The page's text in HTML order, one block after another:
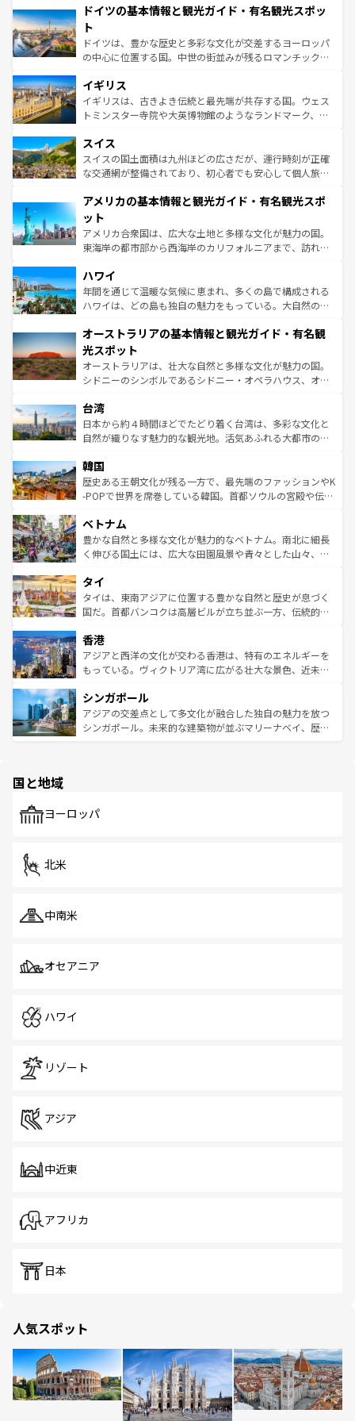
せる。地方によって風土や気候が異なるスペインはその個
ンテンツ一覧 を参照してほしい。
で、幅広い魅力が詰まっている。華麗な宮殿、歴史的な大
聖堂、美しいビーチ、そして豊かな自然が、訪れる者を心
から魅了する。また、フランスは美食の国としても知ら
れ、フランス料理はユネスコ無形文化遺産にも登録されて
香り高いラベンダー畑など、多彩な楽しみ方が可能だ。さ
らに、パリ以外の地域にも魅力が溢れており、どの街角に
も豊かな歴史と文化が息づいている。パリ以外の個性あふ
を参照してほしい。
ドイツの基本情報と観光ガイド・有名観光スポッ
ト
ドイツは、豊かな歴史と多彩な文化が交差するヨーロッパ
の中心に位置する国。中世の街並みが残るロマンチック街
顔を持つこの国は、どこを歩いても飽きることがない。ベ
ルリンの文化的活気、バイエルン州のアルプスの絶景、そ
してライン川沿いのワイン畑といった風景は必見。ビール
は、お酒好きな人にはぜひ体験してほしい。 なお、新着の
ドイツ情報はコンテンツ一覧を参照してほしい。
イギリス
イギリスは、古きよき伝統と最先端が共存する国。ウェス
トミンスター寺院や大英博物館のようなランドマーク、歴
リアごとに異なる魅力がある。また、優雅なアフタヌーン
ティー、ビール好きにはたまらない英国パブ、サッカー観
戦など、本場だからこそできる体験も豊富。イギリスを旅
ンツ一覧を参照してほしい。
スイス
スイスの国土面積は九州ほどの広さだが、運行時刻が正確
な交通網が整備されており、初心者でも安心して個人旅行
の建物がそのまま残る町や、スイスならではのユニークな
博物館もあり、アルプス観光だけでなく町歩きも満喫する
ことができる。国民の所得が高いため物価も高いが、旅行
者向けの交通パス提供のサービスもあり、うまく活用すれ
着のスイス情報は
アメリカの基本情報と観光ガイド・有名観光スポ
ット
アメリカ合衆国は、広大な土地と多様な文化が魅力の国。
東海岸の都市部から西海岸のカリフォルニアまで、訪れる
のような巨大都市は、観光、ショッピング、エンターテイ
ンメントが詰まった刺激的なスポットだ。一方、アメリカ
西部には大自然が広がり、グランドキャニオンやイエロー
部のニューオーリンズでは、音楽と美食が融合した独特の
文化が魅力。旅行者はアメリカの各地域で異なる魅力を楽
しみながら、その多様性と豊かな歴史を感じることができ
るだろう。車でのロードトリップや列車の旅も、アメリカ
情報は
ハワイ
年間を通じて温暖な気候に恵まれ、多くの島で構成される
ハワイは、どの島も独自の魅力をもっている。大自然の神
ワイ島は見逃せない。また、定番の観光地といえばオアフ
島だが、静かな自然を求めるならマウイ島やカウアイ島が
おすすめ。エメラルドグリーンに輝く海をはじめ、豊かな
文化や歴史が息づいている。「アロハスピリット」と呼ば
人々、おいしいローカルフードやハワイアンミュージッ
ク、伝統的なフラダンスなど、すべてがハワイの魅力を彩
っている。訪れるたびに新しい発見と感動が待っているハ
はコンテンツ一覧
オーストラリアの基本情報と観光ガイド・有名観
光スポット
オーストラリアは、壮大な自然と多様な文化が魅力の国。
シドニーのシンボルであるシドニー・オペラハウス、オー
リアリーフや大陸中央部にそびえるウルル（エアーズロッ
ク）、タスマニアの美しい原生林やケアンズの熱帯雨林な
ど、見どころがたくさん。また、カフェやワイン、オージ
いる。アクティビティも充実しており、サーフィンやダイ
ビング、ハイキングなど、アウトドア好きにはたまらな
い。オーストラリアの多彩な魅力を存分に味わいつくそ
参照してほしい。
台湾
日本から約４時間ほどでたどり着く台湾は、多彩な文化と
自然が織りなす魅力的な観光地。活気あふれる大都市の台
ン）、静ひつな山岳地帯である台湾東部など、都市の喧騒
と山間の静けさが共存しており、訪れる人に新しい発見と
驚きをもたらしてくれる。また、奥深い台湾の食文化も魅
容にもいいと評判のスイーツなど、バラエティ豊かな料理
が味わえる。 なお、新着の台湾情報は コンテンツ一覧を参
照してほしい。
韓国
歴史ある王朝文化が残る一方で、最先端のファッションやK
-POPで世界を席巻している韓国。首都ソウルの宮殿や伝統
き、地方に足を延ばせば四季折々の自然美を楽しむことが
できる。そして、キムチや焼肉、絶品のストリートフード
まで、さまざまな韓国料理が待っている。夜には、韓国な
リティに包まれながら、韓国の多彩な魅力を心ゆくまで味
わってみてほしい。 なお、新着の韓国情報はコンテンツ一
覧を参照してほしい。
ベトナム
豊かな自然と多様な文化が魅力的なベトナム。南北に細長
く伸びる国土には、広大な田園風景や青々とした山々、世
急速な発展と共に伝統が息づく。ハノイの古い町並みやホ
ーチミン市のフランス統治時代の建物も、独特の雰囲気を
醸し出している。また、バラエティの豊かさとおいしさで
とつ。フォーやバインミー、ベトナムコーヒーなどは、ぜ
ひ現地で味わいたい。どの地域を訪れてもあたたかい人々
が旅行者を迎えてくれるので、きっと忘れられない旅にな
参照してほしい。
タイ
タイは、東南アジアに位置する豊かな自然と歴史が息づく
国だ。首都バンコクは高層ビルが立ち並ぶ一方、伝統的な
の活気が交差している。北部ではチェンマイなどの山岳地
帯で自然と触れ合い、南部ではプーケットやクラビの美し
いビーチでリゾート気分を楽しむことができる。タイ料理
激する。気候は一年中温暖で、どの季節にも異なる楽しみ
が待っている。親しみやすいタイの人々、仏教を中心とし
た文化、そして多様な観光資源が、訪れる旅人を魅了し続
香港
アジアと西洋の文化が交わる香港は、特有のエネルギーを
もっている。ヴィクトリア湾に広がる壮大な景色、近未来
み、どこを訪れても感動するはず。観光スポットが密集し
ており、効率よく見どころを回れるのも魅力。息をのむよ
うな絶景から文化的な体験まで、香港を存分に楽しみ尽く
シンガポール
アジアの交差点として多文化が融合した独自の魅力を放つ
シンガポール。未来的な建築物が並ぶマリーナベイ、歴史
で、ホーカーズは地元の風情を楽しめる外せないスポット
国と地域
ヨーロッパ
北米
中南米
オセアニア
ハワイ
リゾート
アジア
中近東
アフリカ
日本
人気スポット